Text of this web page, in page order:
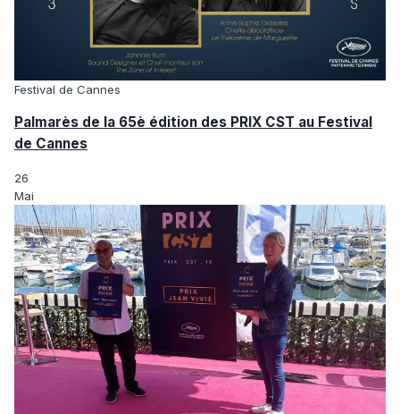
Festival de Cannes
Palmarès de la 65è édition des PRIX CST au Festival
de Cannes
26
Mai